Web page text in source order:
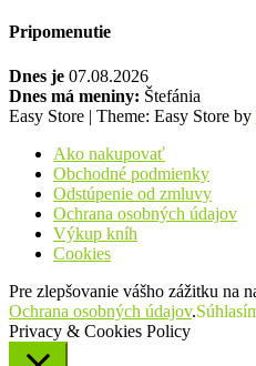
Pripomenutie
Dnes je 07.08.2026
Dnes má meniny: Štefánia
Easy Store | Theme: Easy Store by
Ako nakupovať
Obchodné podmienky
Odstúpenie od zmluvy
Ochrana osobných údajov
Výkup kníh
Cookies
Pre zlepšovanie vášho zážitku na
Ochrana osobných údajov.
Privacy & Cookies Policy